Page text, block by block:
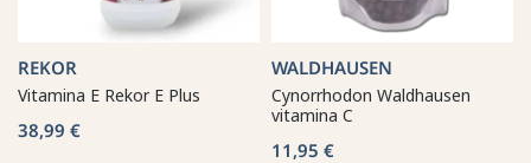
REKOR
Vitamina E Rekor E Plus
38,99 €
WALDHAUSEN
Cynorrhodon Waldhausen
vitamina C
11,95 €